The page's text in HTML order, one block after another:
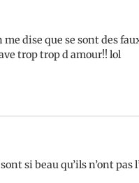
dise que se sont des
trop trop d amour!! lol
si beau qu’ils n’ont